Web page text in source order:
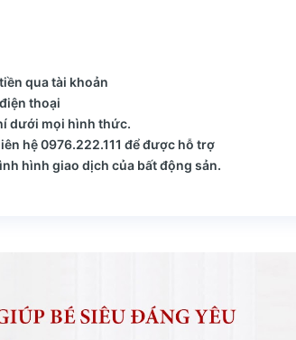
qua tài khoản
thoại
dưới mọi hình thức.
hệ 0976.222.111 để được hỗ trợ
hình giao dịch của bất động sản.